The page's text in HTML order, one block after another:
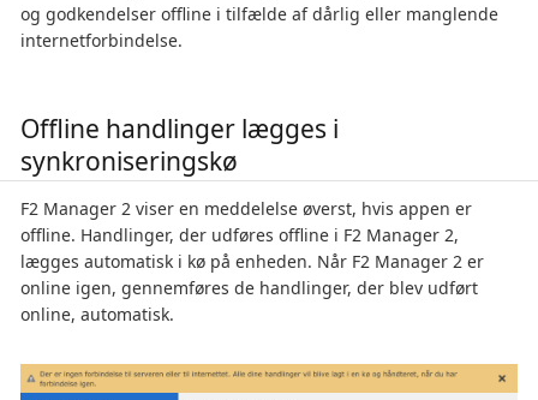
og godkendelser offline i tilfælde af dårlig eller manglende
internetforbindelse.
Offline handlinger lægges i
synkroniseringskø
F2 Manager 2 viser en meddelelse øverst, hvis appen er
offline. Handlinger, der udføres offline i F2 Manager 2,
lægges automatisk i kø på enheden. Når F2 Manager 2 er
online igen, gennemføres de handlinger, der blev udført
online, automatisk.